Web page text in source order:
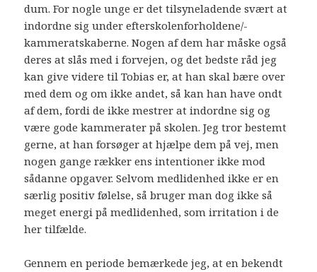
dum. For nogle unge er det tilsyneladende svært at
indordne sig under efterskolenforholdene/-
kammeratskaberne. Nogen af dem har måske også
deres at slås med i forvejen, og det bedste råd jeg
kan give videre til Tobias er, at han skal bære over
med dem og om ikke andet, så kan han have ondt
af dem, fordi de ikke mestrer at indordne sig og
være gode kammerater på skolen. Jeg tror bestemt
gerne, at han forsøger at hjælpe dem på vej, men
nogen gange rækker ens intentioner ikke mod
sådanne opgaver. Selvom medlidenhed ikke er en
særlig positiv følelse, så bruger man dog ikke så
meget energi på medlidenhed, som irritation i de
her tilfælde.
Gennem en periode bemærkede jeg, at en bekendt